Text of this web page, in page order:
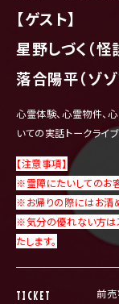
【ゲスト】
星野しづく（怪
落合陽平（ゾゾ
心霊体験、心霊物件、
いての実話トークライブ
【注意事項】
※霊障にたいしてのお
※お帰りの際にはお清
※気分の優れない方は
たします。
TICKET
前